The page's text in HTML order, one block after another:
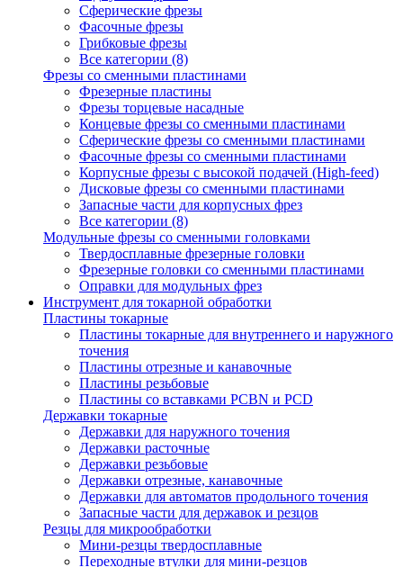
Сферические фрезы
Фасочные фрезы
Грибковые фрезы
Все категории (8)
Фрезы со сменными пластинами
Фрезерные пластины
Фрезы торцевые насадные
Концевые фрезы со сменными пластинами
Сферические фрезы со сменными пластинами
Фасочные фрезы со сменными пластинами
Корпусные фрезы с высокой подачей (High-feed)
Дисковые фрезы со сменными пластинами
Запасные части для корпусных фрез
Все категории (8)
Модульные фрезы со сменными головками
Твердосплавные фрезерные головки
Фрезерные головки со сменными пластинами
Оправки для модульных фрез
Инструмент для токарной обработки
Пластины токарные
Пластины токарные для внутреннего и наружного
точения
Пластины отрезные и канавочные
Пластины резьбовые
Пластины со вставками PCBN и PCD
Державки токарные
Державки для наружного точения
Державки расточные
Державки резьбовые
Державки отрезные, канавочные
Державки для автоматов продольного точения
Запасные части для державок и резцов
Резцы для микрообработки
Мини-резцы твердосплавные
Переходные втулки для мини-резцов